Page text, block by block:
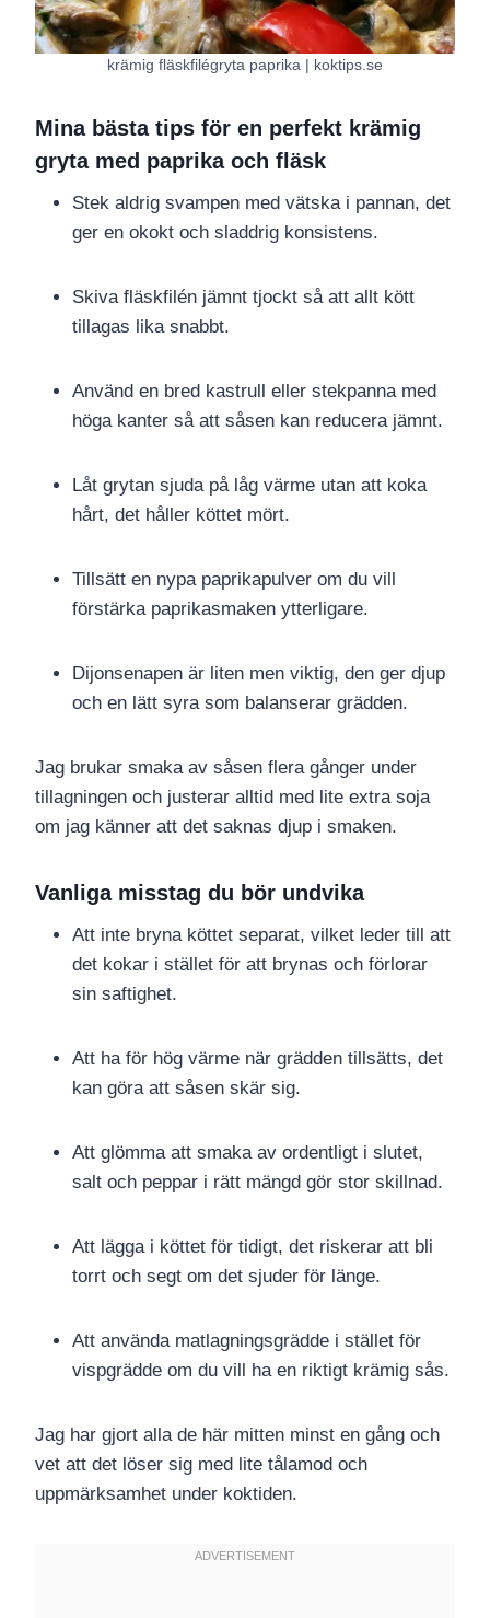
krämig fläskfilégryta paprika | koktips.se
Mina bästa tips för en perfekt krämig
gryta med paprika och fläsk
Stek aldrig svampen med vätska i pannan, det
ger en okokt och sladdrig konsistens.
Skiva fläskfilén jämnt tjockt så att allt kött
tillagas lika snabbt.
Använd en bred kastrull eller stekpanna med
höga kanter så att såsen kan reducera jämnt.
Låt grytan sjuda på låg värme utan att koka
hårt, det håller köttet mört.
Tillsätt en nypa paprikapulver om du vill
förstärka paprikasmaken ytterligare.
Dijonsenapen är liten men viktig, den ger djup
och en lätt syra som balanserar grädden.
Jag brukar smaka av såsen flera gånger under
tillagningen och justerar alltid med lite extra soja
om jag känner att det saknas djup i smaken.
Vanliga misstag du bör undvika
Att inte bryna köttet separat, vilket leder till att
det kokar i stället för att brynas och förlorar
sin saftighet.
Att ha för hög värme när grädden tillsätts, det
kan göra att såsen skär sig.
Att glömma att smaka av ordentligt i slutet,
salt och peppar i rätt mängd gör stor skillnad.
Att lägga i köttet för tidigt, det riskerar att bli
torrt och segt om det sjuder för länge.
Att använda matlagningsgrädde i stället för
vispgrädde om du vill ha en riktigt krämig sås.
Jag har gjort alla de här mitten minst en gång och
vet att det löser sig med lite tålamod och
uppmärksamhet under koktiden.